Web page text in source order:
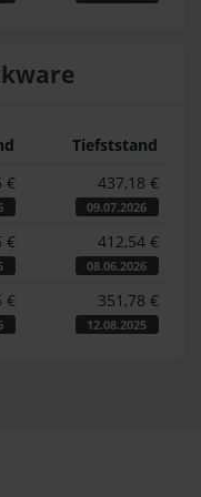
Tiefststand
€ 437,18 €
09.07.2026
€ 412,54 €
08.06.2026
€ 351,78 €
12.08.2025